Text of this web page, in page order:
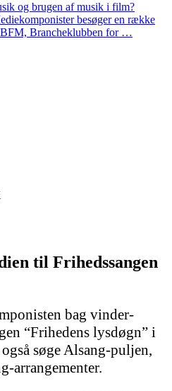
og brugen af musik i film?
besøger en række
BFM, Brancheklubben for …
til Frihedssangen
bag vinder-
“Frihedens lysdøgn” i
søge Alsang-puljen,
arrangementer.